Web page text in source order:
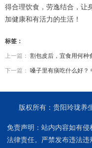
得合理饮食，劳逸结合，让
加健康和有活力的生活！
标签：
上一篇： 割包皮后，宜食用何种
下一篇： 嗓子里有痰吃什么好？
版权所有：贵阳玲珑养
免责声明：站内内容如有
法律责任。严禁发布违法违